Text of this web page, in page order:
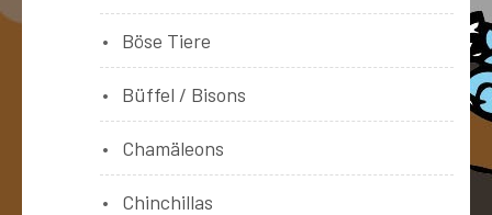
Böse Tiere
Büffel / Bisons
Chamäleons
Chinchillas